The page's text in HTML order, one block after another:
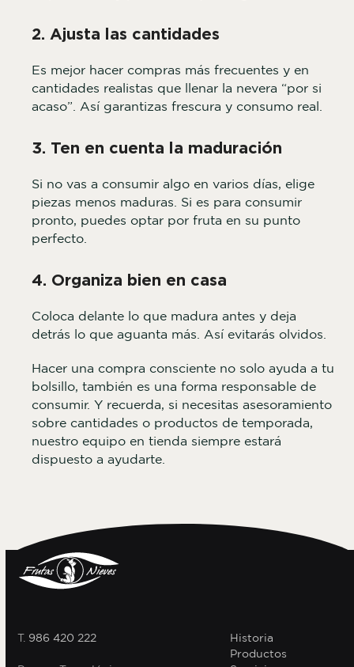
2. Ajusta las cantidades
Es mejor hacer compras más frecuentes y en
cantidades realistas que llenar la nevera “por si
acaso”. Así garantizas frescura y consumo real.
3. Ten en cuenta la maduración
Si no vas a consumir algo en varios días, elige
piezas menos maduras. Si es para consumir
pronto, puedes optar por fruta en su punto
perfecto.
4. Organiza bien en casa
Coloca delante lo que madura antes y deja
detrás lo que aguanta más. Así evitarás olvidos.
Hacer una compra consciente no solo ayuda a tu
bolsillo, también es una forma responsable de
consumir. Y recuerda, si necesitas asesoramiento
sobre cantidades o productos de temporada,
nuestro equipo en tienda siempre estará
dispuesto a ayudarte.
T. 986 420 222
Historia
Productos